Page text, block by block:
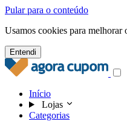
Pular para o conteúdo
Usamos cookies para melhorar
Entendi
Início
Lojas
Categorias